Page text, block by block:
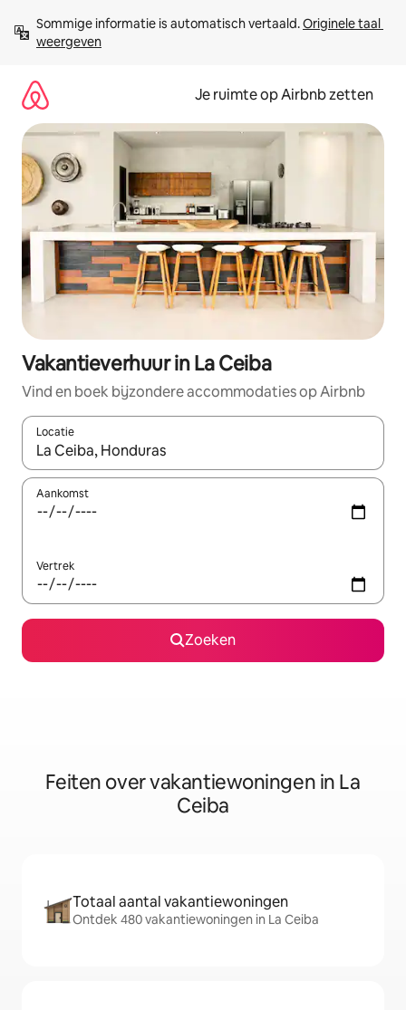
direct
naar
Sommige informatie is automatisch vertaald. Originele taal
weergeven
Je ruimte op Airbnb zetten
Vakantieverhuur in La Ceiba
Vind en boek bijzondere accommodaties op Airbnb
Locatie
Wanneer er suggesties beschikbaar zijn, maak je een keuze
Aankomst
Vertrek
Zoeken
Feiten over vakantiewoningen in La
Ceiba
Totaal aantal vakantiewoningen
Ontdek 480 vakantiewoningen in La Ceiba